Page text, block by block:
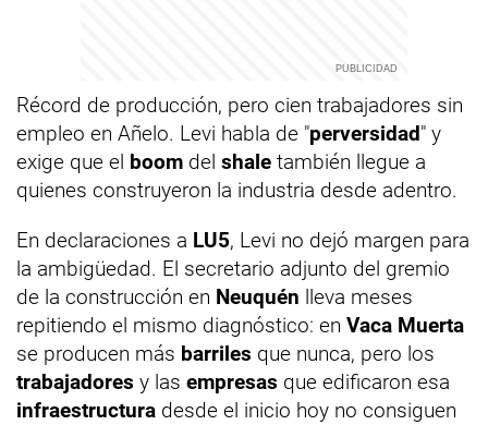
Récord de producción, pero cien trabajadores sin
empleo en Añelo. Levi habla de "perversidad" y
exige que el boom del shale también llegue a
quienes construyeron la industria desde adentro.
En declaraciones a LU5, Levi no dejó margen para
la ambigüedad. El secretario adjunto del gremio
de la construcción en Neuquén lleva meses
repitiendo el mismo diagnóstico: en Vaca Muerta
se producen más barriles que nunca, pero los
trabajadores y las empresas que edificaron esa
infraestructura desde el inicio hoy no consiguen